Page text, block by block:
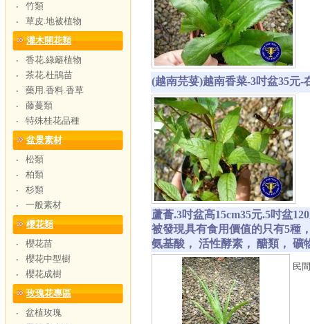
‧
竹類
‧
草皮.地被植物
灌木開花類
‧
香花.綠籬植物
‧
茶花.杜鵑苗
‧
藥用.香料.香草
‧
藤蔓類
‧
特殊桂花品種
盆景素材
‧
松類
‧
柏類
‧
杉類
‧
一般素材
櫻花類
‧
櫻花苗
‧
櫻花中型樹
‧
櫻花成樹
玫瑰花專區
‧
盆植玫瑰
(越南芫荽)越南香菜-3吋盆35元
蘆薈.3吋盆高15cm35元.5吋盆
被發現具有食用價值的只有5種
氨基酸， 活性酵素， 醣類， 礦
民